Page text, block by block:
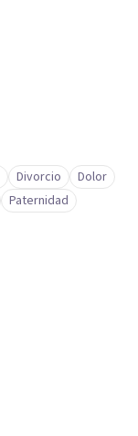
Divorcio
Dolor
Paternidad